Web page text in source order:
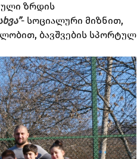
ზრდის
- სოციალური მიზნით,
ბავშვების სპორტულ